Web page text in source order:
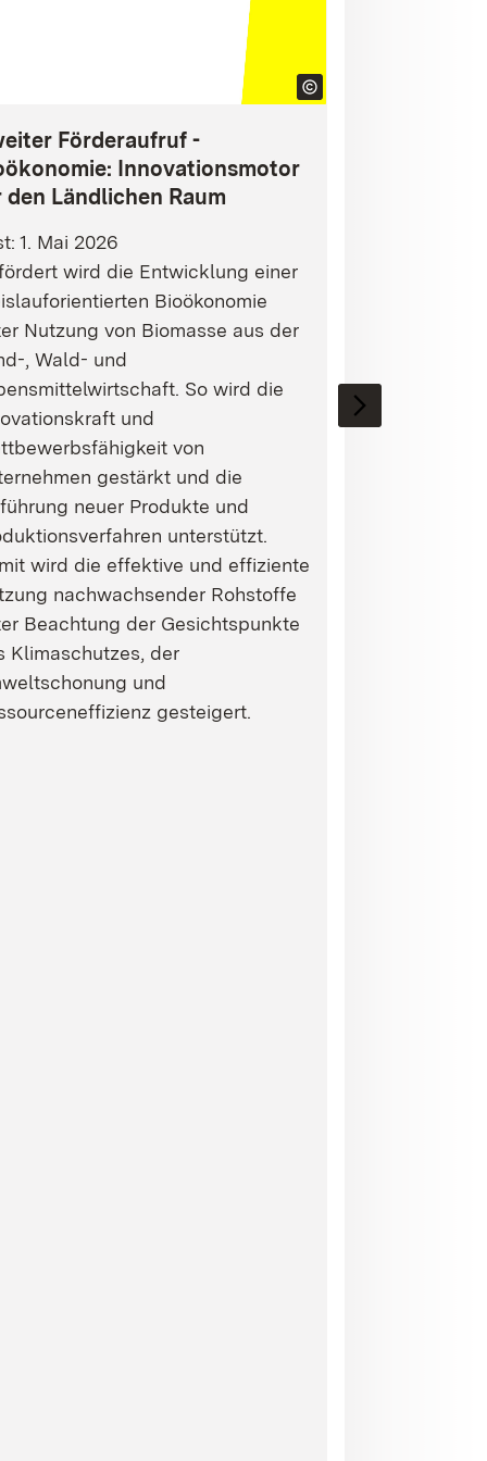
Förderaufruf -
Innovationsmotor
den Ländlichen Raum
1. Mai 2026
wird die Entwicklung einer
Bioökonomie
Nutzung von Biomasse aus der
, Wald- und
So wird die
und
von
gestärkt und die
neuer Produkte und
unterstützt.
wird die effektive und effiziente
nachwachsender Rohstoffe
Beachtung der Gesichtspunkte
Klimaschutzes, der
und
gesteigert.